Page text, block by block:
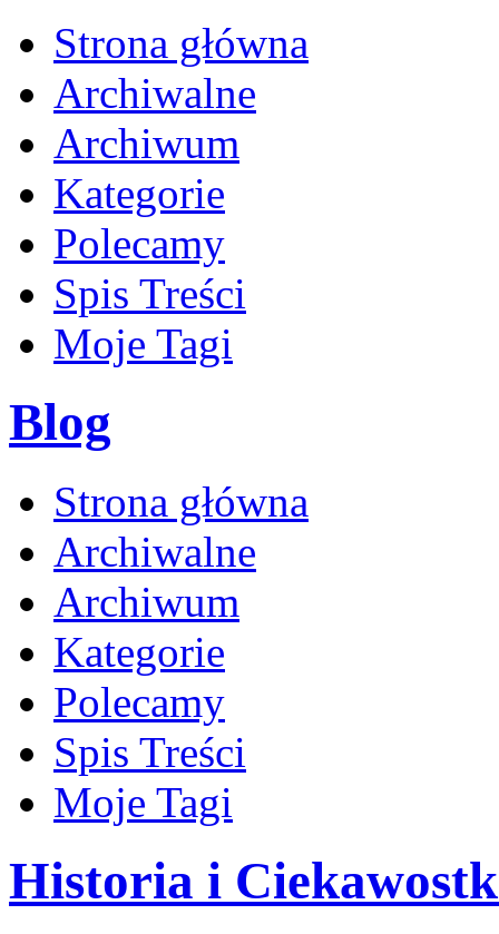
Strona główna
Archiwalne
Archiwum
Kategorie
Polecamy
Spis Treści
Moje Tagi
Blog
Strona główna
Archiwalne
Archiwum
Kategorie
Polecamy
Spis Treści
Moje Tagi
Historia i